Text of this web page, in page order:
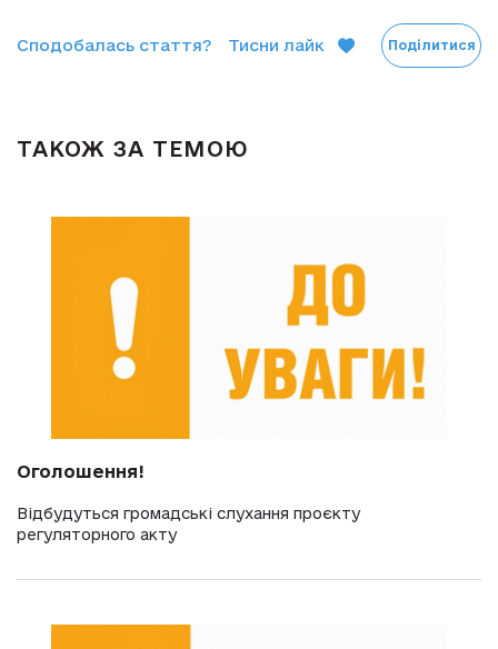
Сподобалась стаття? Тисни лайк Поділитися
ТАКОЖ ЗА ТЕМОЮ
Оголошення!
Відбудуться громадські слухання проєкту
регуляторного акту